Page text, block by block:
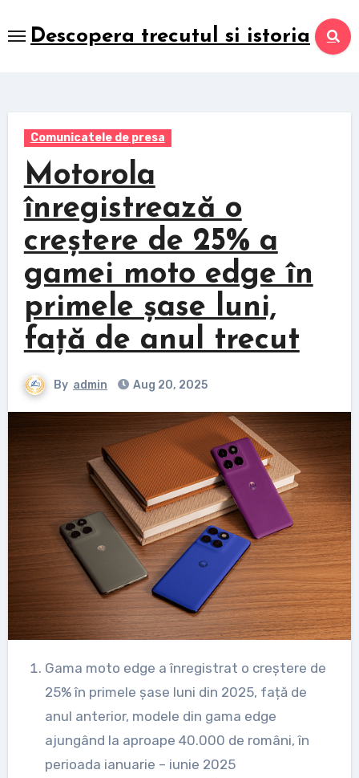
to
Descopera trecutul si istoria
Comunicatele de presa
Motorola
înregistrează o
creștere de 25% a
gamei moto edge în
primele șase luni,
față de anul trecut
By admin Aug 20, 2025
Gama moto edge a înregistrat o creștere de
25% în primele șase luni din 2025, față de
anul anterior, modele din gama edge
ajungând la aproape 40.000 de români, în
perioada ianuarie – iunie 2025